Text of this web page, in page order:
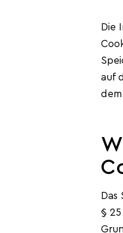
Die
auf
Das
§